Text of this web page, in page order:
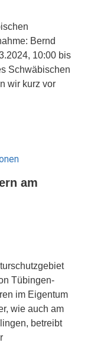
Bernd
10:00 bis
Schwäbischen
wir kurz vor
am
Tübingen-
im Eigentum
wie auch am
betreibt